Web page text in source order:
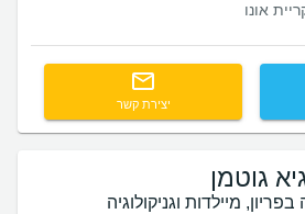
יצירת קשר
גוטמן
מיילדות וגניקולוגיה